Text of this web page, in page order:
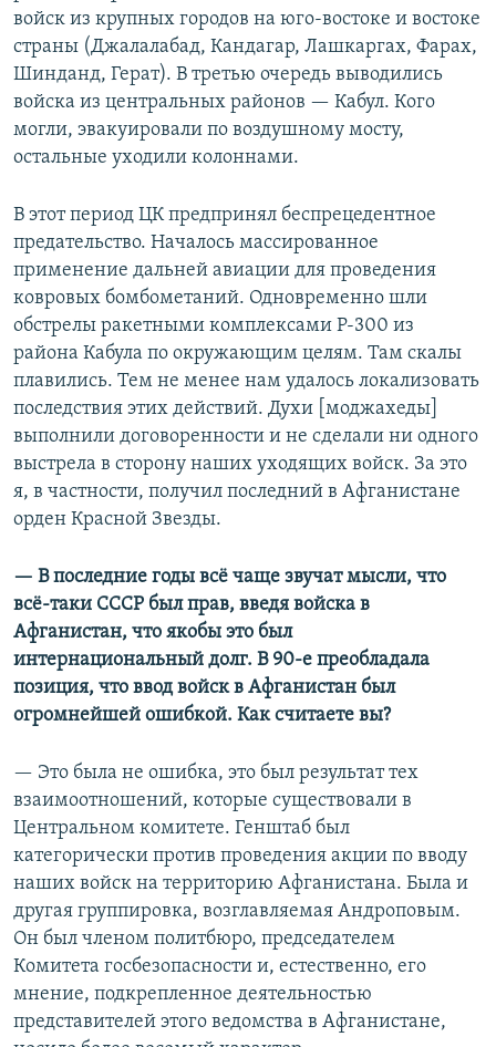
войск из крупных городов на юго-востоке и востоке
страны (Джалалабад, Кандагар, Лашкаргах, Фарах,
Шинданд, Герат). В третью очередь выводились
войска из центральных районов — Кабул. Кого
могли, эвакуировали по воздушному мосту,
остальные уходили колоннами.
В этот период ЦК предпринял беспрецедентное
предательство. Началось массированное
применение дальней авиации для проведения
ковровых бомбометаний. Одновременно шли
обстрелы ракетными комплексами Р-300 из
района Кабула по окружающим целям. Там скалы
плавились. Тем не менее нам удалось локализовать
последствия этих действий. Духи [моджахеды]
выполнили договоренности и не сделали ни одного
выстрела в сторону наших уходящих войск. За это
я, в частности, получил последний в Афганистане
орден Красной Звезды.
— В последние годы всё чаще звучат мысли, что
всё-таки СССР был прав, введя войска в
Афганистан, что якобы это был
интернациональный долг. В 90-е преобладала
позиция, что ввод войск в Афганистан был
огромнейшей ошибкой. Как считаете вы?
— Это была не ошибка, это был результат тех
взаимоотношений, которые существовали в
Центральном комитете. Генштаб был
категорически против проведения акции по вводу
наших войск на территорию Афганистана. Была и
другая группировка, возглавляемая Андроповым.
Он был членом политбюро, председателем
Комитета госбезопасности и, естественно, его
мнение, подкрепленное деятельностью
представителей этого ведомства в Афганистане,